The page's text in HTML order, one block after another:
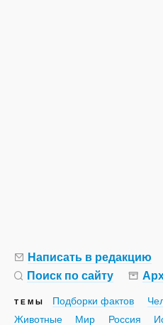
Написать в редакцию
Поиск по сайту
ТЕМЫ Подборки фактов
Животные
Мир Россия